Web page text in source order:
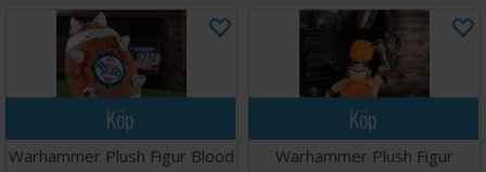
Köp
Warhammer Plush Figur Blood
Köp
Warhammer Plush Figur